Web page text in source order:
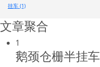
挂车 (1)
文章聚合
1
鹅颈仓栅半挂车